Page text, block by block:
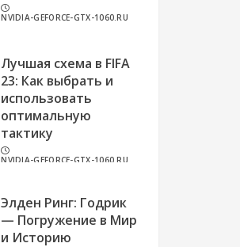
NVIDIA-GEFORCE-GTX-1060.RU
Лучшая схема в FIFA
23: Как выбрать и
использовать
оптимальную
тактику
NVIDIA-GEFORCE-GTX-1060.RU
Элден Ринг: Годрик
— Погружение в Мир
и Историю